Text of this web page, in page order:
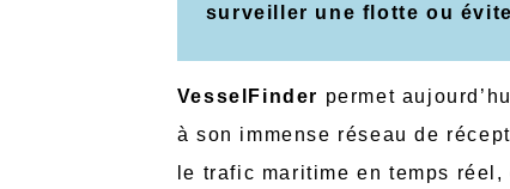
surveiller une flotte ou
VesselFinder permet
à son immense réseau de
le trafic maritime en temps